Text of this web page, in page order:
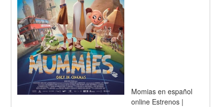
Momias en español
online Estrenos |